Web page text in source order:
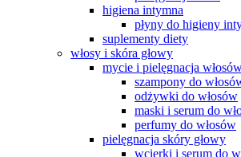
higiena intymna
płyny do higieny
suplementy diety
włosy i skóra głowy
mycie i pielęgnacja
szampony do
odżywki do włosów
maski i serum do
perfumy do włosów
pielęgnacja skóry głowy
wcierki i serum do